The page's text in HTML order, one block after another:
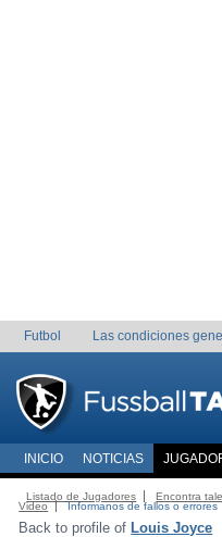
Futbol Las condiciones
INICIO NOTICIAS
Listado de Jugadores Encontra
Video
Informanos de fallos o errores
Back to profile of Louis Joyce